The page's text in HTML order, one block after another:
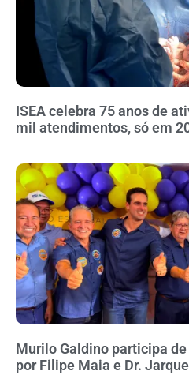
ISEA celebra 75 anos de
mil atendimentos, só em
Murilo Galdino participa
por Filipe Maia e Dr.